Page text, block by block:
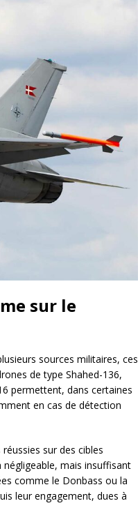
sur le
sources militaires, ces
de type Shahed-136,
permettent, dans certaines
en cas de détection
sur des cibles
mais insuffisant
comme le Donbass ou la
leur engagement, dues à